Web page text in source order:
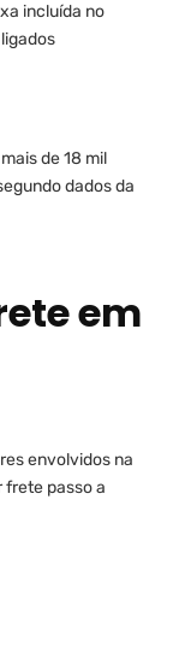
incluída no
de 18 mil
dados da
em
envolvidos na
frete passo a